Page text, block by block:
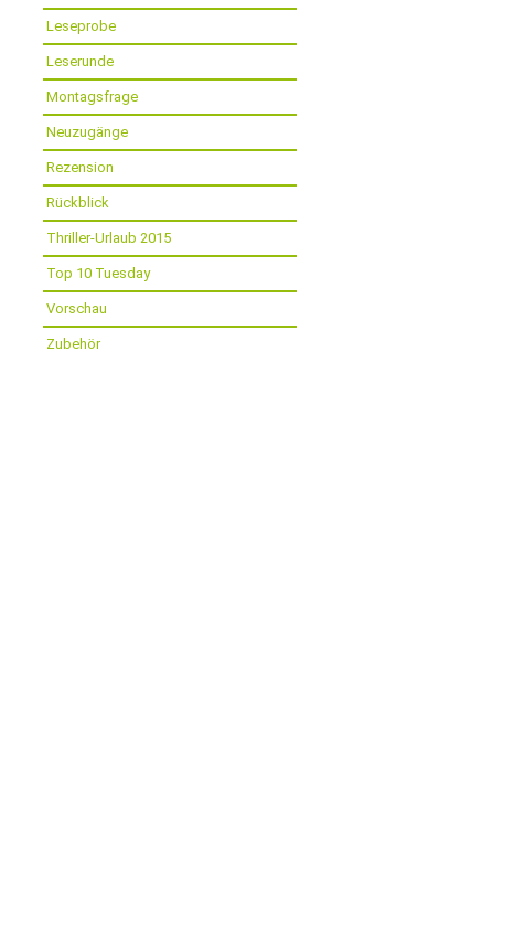
Leseprobe
Leserunde
Montagsfrage
Neuzugänge
Rezension
Rückblick
Thriller-Urlaub 2015
Top 10 Tuesday
Vorschau
Zubehör